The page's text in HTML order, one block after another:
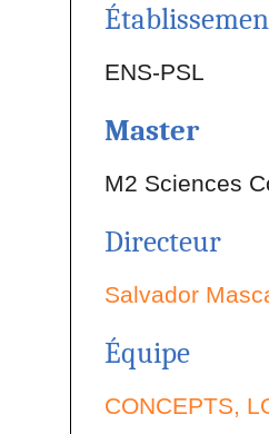
ENS-PSL
Master
M2 Sciences
Directeur
Salvador
Équipe
CONCEPTS,